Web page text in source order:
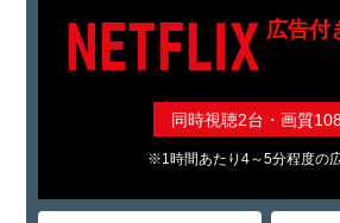
広告付
同時視聴2台・画質
※1時間あたり4～5分程度の